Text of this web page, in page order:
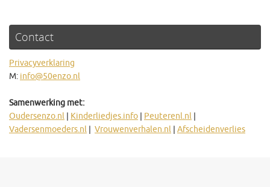
Contact
Privacyverklaring
M: info@50enzo.nl
Samenwerking met:
Oudersenzo.nl | Kinderliedjes.info | Peuterenl.nl |
Vadersenmoeders.nl | Vrouwenverhalen.nl | Afscheidenverlies